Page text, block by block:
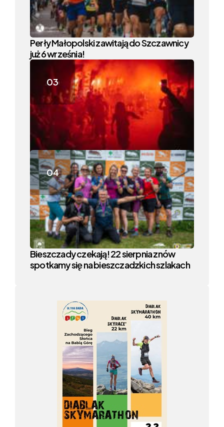
Perły Małopolski zawitają do Szczawnicy
już 6 września!
Chudy Wawrzyniec już w weekend
Bieszczady czekają! 22 sierpnia znów
spotkamy się na bieszczadzkich szlakach